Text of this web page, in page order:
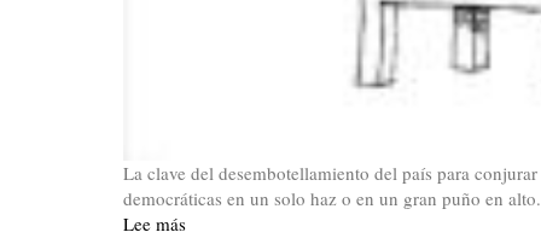
La clave del desembotellamiento del país para
democráticas en un solo haz o en un gran puño en
Lee más